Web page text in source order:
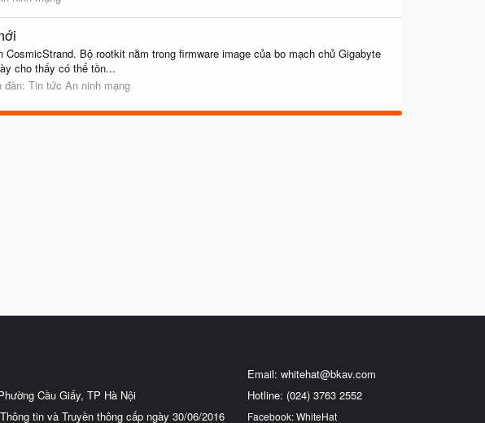
Bộ rootkit nằm trong firmware image của bo mạch chủ Gigabyte
cho thấy có thể tồn...
đàn: Tin tức An ninh mạng
Cầu Giấy, TP Hà Nội
tin và Truyền thông cấp ngày 30/06/2016
Email: whitehat@bkav.com
Hotline: (024) 3763 2552
Facebook: WhiteHat